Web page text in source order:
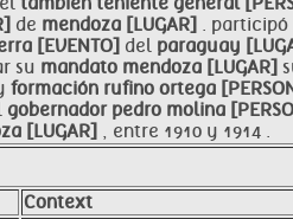
de mendoza [LUGAR] . participó
[EVENTO] del paraguay
su mandato mendoza [LUGAR]
formación rufino ortega
gobernador pedro molina
[LUGAR] , entre 1910 y 1914 .
Context